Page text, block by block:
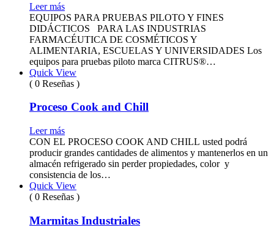
Leer más
EQUIPOS PARA PRUEBAS PILOTO Y FINES
DIDÁCTICOS PARA LAS INDUSTRIAS
FARMACÉUTICA DE COSMÉTICOS Y
ALIMENTARIA, ESCUELAS Y UNIVERSIDADES Los
equipos para pruebas piloto marca CITRUS®…
Quick View
( 0 Reseñas )
Proceso Cook and Chill
Leer más
CON EL PROCESO COOK AND CHILL usted podrá
producir grandes cantidades de alimentos y mantenerlos en un
almacén refrigerado sin perder propiedades, color y
consistencia de los…
Quick View
( 0 Reseñas )
Marmitas Industriales